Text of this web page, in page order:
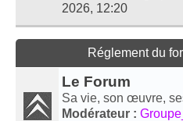
2026, 12:20
Réglement du
Le Forum
Sa vie, son œuvre,
Modérateur :